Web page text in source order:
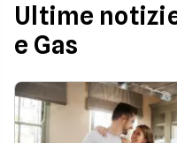
Ultime
e Gas